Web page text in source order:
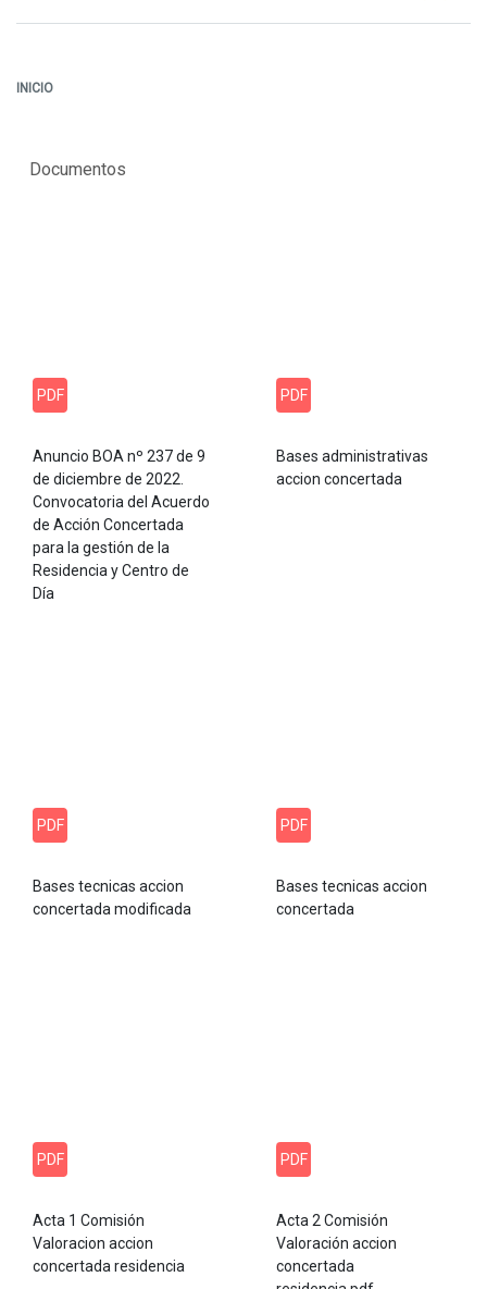
INICIO
Documentos
PDF
Anuncio BOA nº 237 de 9
de diciembre de 2022.
Convocatoria del Acuerdo
de Acción Concertada
para la gestión de la
Residencia y Centro de
Día
PDF
Bases administrativas
accion concertada
PDF
Bases tecnicas accion
concertada modificada
PDF
Bases tecnicas accion
concertada
PDF
Acta 1 Comisión
Valoracion accion
concertada residencia
PDF
Acta 2 Comisión
Valoración accion
concertada